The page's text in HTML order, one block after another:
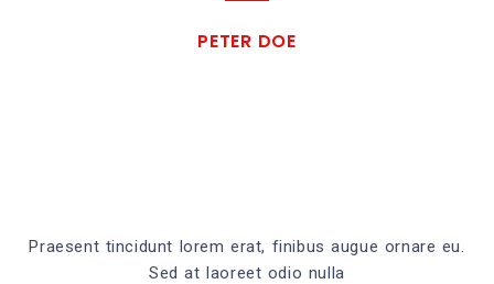
PETER DOE
Praesent tincidunt lorem erat, finibus augue ornare eu.
Sed at laoreet odio nulla